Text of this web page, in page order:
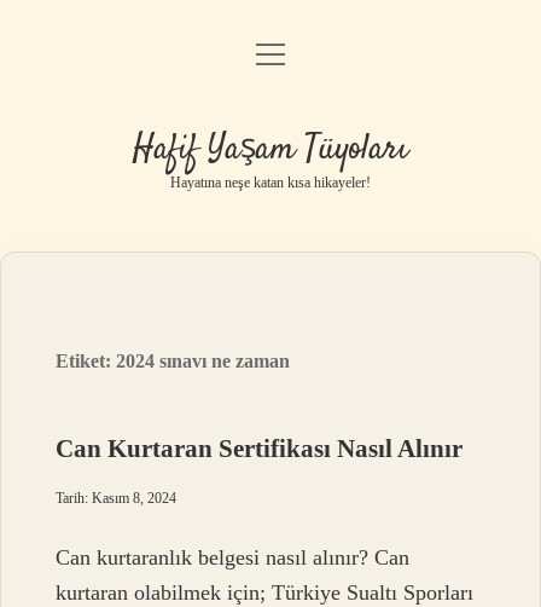
Anasayfa
Yasal Uyarı
menüyü
Hafif Yaşam Tüyoları
Hayatına neşe katan kısa hikayeler!
Etiket:2024 sınavı ne zaman
Can Kurtaran Sertifikası Nasıl Alınır
Tarih: Kasım 8, 2024
Can kurtaranlık belgesi nasıl alınır? Can
kurtaran olabilmek için; Türkiye Sualtı Sporları